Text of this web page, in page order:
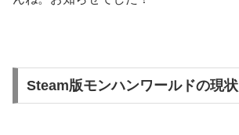
Steam版モンハンワールドの現状